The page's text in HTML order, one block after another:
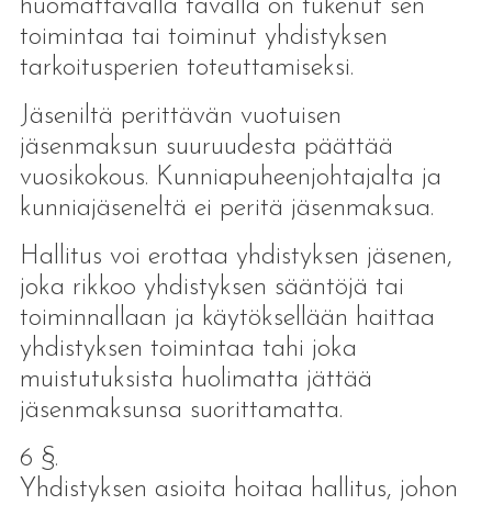
huomattavalla tavalla on tukenut sen
toimintaa tai toiminut yhdistyksen
tarkoitusperien toteuttamiseksi.
Jäseniltä perittävän vuotuisen
jäsenmaksun suuruudesta päättää
vuosikokous. Kunniapuheenjohtajalta ja
kunniajäseneltä ei peritä jäsenmaksua.
Hallitus voi erottaa yhdistyksen jäsenen,
joka rikkoo yhdistyksen sääntöjä tai
toiminnallaan ja käytöksellään haittaa
yhdistyksen toimintaa tahi joka
muistutuksista huolimatta jättää
jäsenmaksunsa suorittamatta.
6 §.
Yhdistyksen asioita hoitaa hallitus, johon